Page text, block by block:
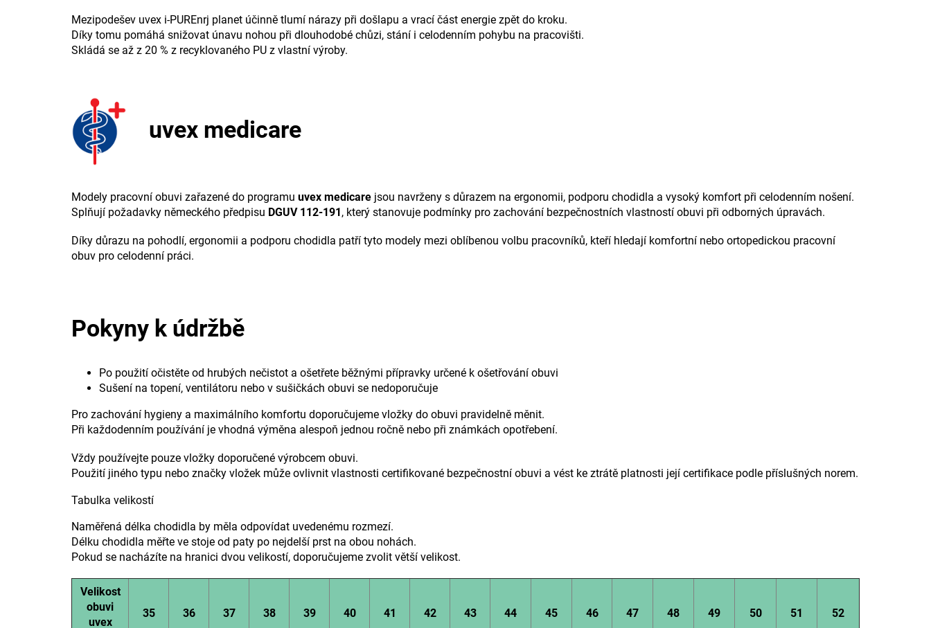
Mezipodešev uvex i-PUREnrj planet účinně tlumí nárazy při došlapu a vrací část energie zpět do kroku.
Díky tomu pomáhá snižovat únavu nohou při dlouhodobé chůzi, stání i celodenním pohybu na pracovišti.
Skládá se až z 20 % z recyklovaného PU z vlastní výroby.
uvex medicare
Modely pracovní obuvi zařazené do programu uvex medicare jsou navrženy s důrazem na ergonomii, podporu chodidla a vysoký komfort při celodenním nošení.
Splňují požadavky německého předpisu DGUV 112-191 , který stanovuje podmínky pro zachování bezpečnostních vlastností obuvi při odborných úpravách.
Díky důrazu na pohodlí, ergonomii a podporu chodidla patří tyto modely mezi oblíbenou volbu pracovníků, kteří hledají komfortní nebo ortopedickou pracovní
obuv pro celodenní práci.
Pokyny k údržbě
Po použití očistěte od hrubých nečistot a ošetřete běžnými přípravky určené k ošetřování obuvi
Sušení na topení, ventilátoru nebo v sušičkách obuvi se nedoporučuje
Pro zachování hygieny a maximálního komfortu doporučujeme vložky do obuvi pravidelně měnit.
Při každodenním používání je vhodná výměna alespoň jednou ročně nebo při známkách opotřebení.
Vždy používejte pouze vložky doporučené výrobcem obuvi.
Použití jiného typu nebo značky vložek může ovlivnit vlastnosti certifikované bezpečnostní obuvi a vést ke ztrátě platnosti její certifikace podle příslušných norem.
Tabulka velikostí
Naměřená délka chodidla by měla odpovídat uvedenému rozmezí.
Délku chodidla měřte ve stoje od paty po nejdelší prst na obou nohách.
Pokud se nacházíte na hranici dvou velikostí, doporučujeme zvolit větší velikost.
Velikost
obuvi
uvex
35 36 37 38 39 40 41 42 43 44 45 46 47 48 49 50 51 52